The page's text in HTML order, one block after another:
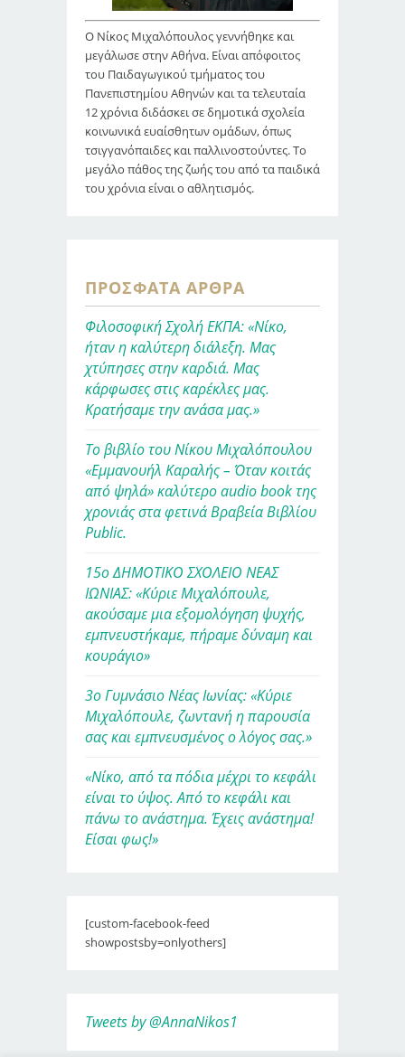
Ο Νίκος Μιχαλόπουλος γεννήθηκε και
μεγάλωσε στην Αθήνα. Είναι απόφοιτος
του Παιδαγωγικού τμήματος του
Πανεπιστημίου Αθηνών και τα τελευταία
12 χρόνια διδάσκει σε δημοτικά σχολεία
κοινωνικά ευαίσθητων ομάδων, όπως
τσιγγανόπαιδες και παλλινοστούντες. Το
μεγάλο πάθος της ζωής του από τα παιδικά
του χρόνια είναι ο αθλητισμός.
ΠΡΌΣΦΑΤΑ ΆΡΘΡΑ
Φιλοσοφική Σχολή ΕΚΠΑ: «Νίκο,
ήταν η καλύτερη διάλεξη. Μας
χτύπησες στην καρδιά. Μας
κάρφωσες στις καρέκλες μας.
Κρατήσαμε την ανάσα μας.»
Το βιβλίο του Νίκου Μιχαλόπουλου
«Εμμανουήλ Καραλής – Όταν κοιτάς
από ψηλά» καλύτερο audio book της
χρονιάς στα φετινά Βραβεία Βιβλίου
Public.
15ο ΔΗΜΟΤΙΚΟ ΣΧΟΛΕΙΟ ΝΕΑΣ
ΙΩΝΙΑΣ: «Κύριε Μιχαλόπουλε,
ακούσαμε μια εξομολόγηση ψυχής,
εμπνευστήκαμε, πήραμε δύναμη και
κουράγιο»
3ο Γυμνάσιο Νέας Ιωνίας: «Κύριε
Μιχαλόπουλε, ζωντανή η παρουσία
σας και εμπνευσμένος ο λόγος σας.»
«Νίκο, από τα πόδια μέχρι το κεφάλι
είναι το ύψος. Από το κεφάλι και
πάνω το ανάστημα. Έχεις ανάστημα!
Είσαι φως!»
[custom-facebook-feed
showpostsby=onlyothers]
Tweets by @AnnaNikos1